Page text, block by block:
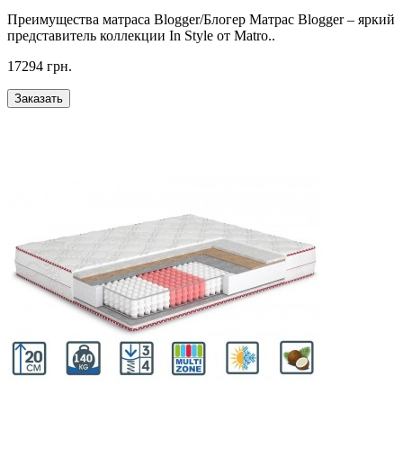
Преимущества матраса Blogger/Блогер Матрас Blogger – яркий
представитель коллекции In Style от Matro..
17294 грн.
Заказать